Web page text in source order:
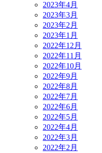
2023年4月
2023年3月
2023年2月
2023年1月
2022年12月
2022年11月
2022年10月
2022年9月
2022年8月
2022年7月
2022年6月
2022年5月
2022年4月
2022年3月
2022年2月